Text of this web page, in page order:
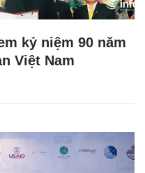
kỷ niệm 90 năm
Việt Nam